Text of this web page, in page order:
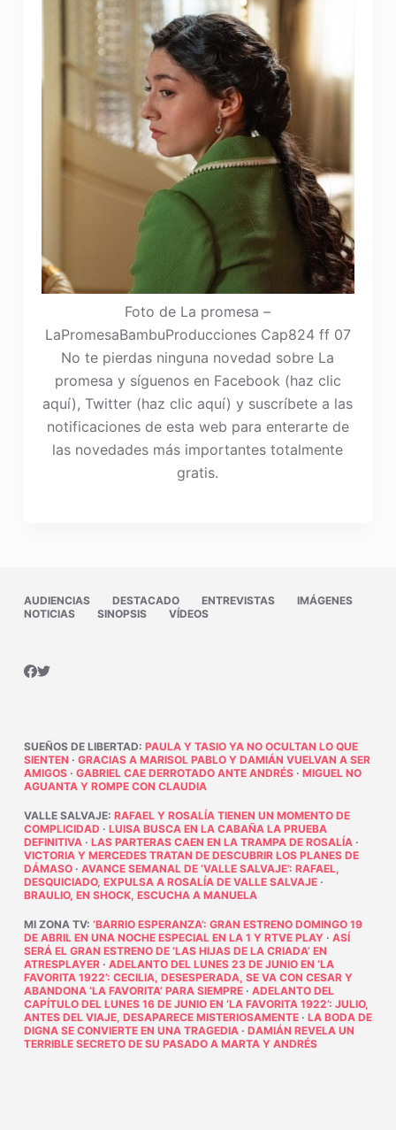
Foto de La promesa –
LaPromesaBambuProducciones Cap824 ff 07
No te pierdas ninguna novedad sobre La
promesa y síguenos en Facebook (haz clic
aquí), Twitter (haz clic aquí) y suscríbete a las
notificaciones de esta web para enterarte de
las novedades más importantes totalmente
gratis.
AUDIENCIAS DESTACADO ENTREVISTAS
IMÁGENES
NOTICIAS
SINOPSIS VÍDEOS
SUEÑOS DE LIBERTAD: PAULA Y TASIO YA NO OCULTAN LO QUE
SIENTEN · GRACIAS A MARISOL PABLO Y DAMIÁN VUELVAN A SER
AMIGOS· GABRIEL CAE DERROTADO ANTE ANDRÉS· MIGUEL NO
AGUANTA Y ROMPE CON CLAUDIA
VALLE SALVAJE: RAFAEL Y ROSALÍA TIENEN UN MOMENTO DE
COMPLICIDAD · LUISA BUSCA EN LA CABAÑA LA PRUEBA
DEFINITIVA· LAS PARTERAS CAEN EN LA TRAMPA DE ROSALÍA·
VICTORIA Y MERCEDES TRATAN DE DESCUBRIR LOS PLANES DE
DÁMASO· AVANCE SEMANAL DE ‘VALLE SALVAJE’: RAFAEL,
DESQUICIADO, EXPULSA A ROSALÍA DE VALLE SALVAJE·
BRAULIO, EN SHOCK, ESCUCHA A MANUELA
MI ZONA TV: ‘BARRIO ESPERANZA’: GRAN ESTRENO DOMINGO 19
DE ABRIL EN UNA NOCHE ESPECIAL EN LA 1 Y RTVE PLAY· ASÍ
SERÁ EL GRAN ESTRENO DE ‘LAS HIJAS DE LA CRIADA’ EN
ATRESPLAYER· ADELANTO DEL LUNES 23 DE JUNIO EN ‘LA
FAVORITA 1922’: CECILIA, DESESPERADA, SE VA CON CESAR Y
ABANDONA ‘LA FAVORITA’ PARA SIEMPRE· ADELANTO DEL
CAPÍTULO DEL LUNES 16 DE JUNIO EN ‘LA FAVORITA 1922’: JULIO,
ANTES DEL VIAJE, DESAPARECE MISTERIOSAMENTE· LA BODA DE
DIGNA SE CONVIERTE EN UNA TRAGEDIA· DAMIÁN REVELA UN
TERRIBLE SECRETO DE SU PASADO A MARTA Y ANDRÉS